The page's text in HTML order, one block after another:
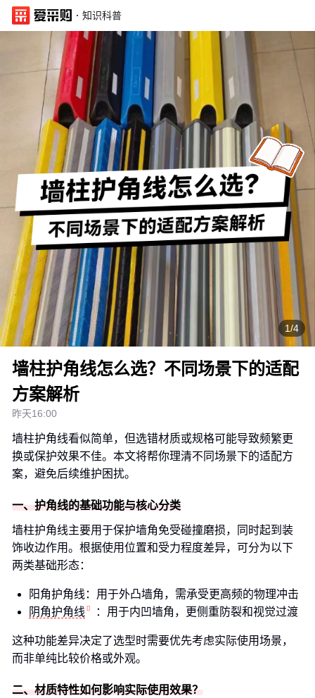
· 知识科普
1/4
墙柱护角线怎么选？不同场景下的适配
方案解析
昨天16:00
墙柱护角线看似简单，但选错材质或规格可能导致频繁更
换或保护效果不佳。本文将帮你理清不同场景下的适配方
案，避免后续维护困扰。
一、护角线的基础功能与核心分类
墙柱护角线主要用于保护墙角免受碰撞磨损，同时起到装
饰收边作用。根据使用位置和受力程度差异，可分为以下
两类基础形态：
阳角护角线：用于外凸墙角，需承受更高频的物理冲击
阴角护角线
：用于内凹墙角，更侧重防裂和视觉过渡
这种功能差异决定了选型时需要优先考虑实际使用场景，
而非单纯比较价格或外观。
二、材质特性如何影响实际使用效果？